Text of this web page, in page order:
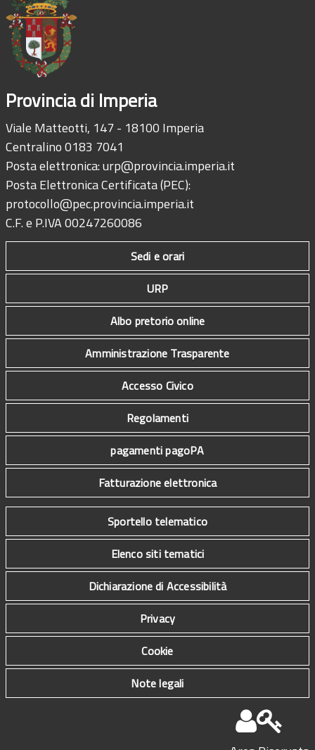
Provincia di Imperia
Viale Matteotti, 147 - 18100 Imperia
Centralino 0183 7041
Posta elettronica:urp@provincia.imperia.it
Posta Elettronica Certificata (PEC):
protocollo@pec.provincia.imperia.it
C.F. e P.IVA 00247260086
Sedi e orari
URP
Albo pretorio online
Amministrazione Trasparente
Accesso Civico
Regolamenti
pagamenti pagoPA
Fatturazione elettronica
Sportello telematico
Elenco siti tematici
Dichiarazione di Accessibilità
Privacy
Cookie
Note legali